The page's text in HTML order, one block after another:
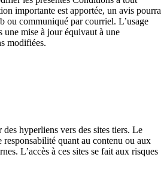
importante est apportée, un avis pourra
ou communiqué par courriel. L’usage
une mise à jour équivaut à une
modifiées.
hyperliens vers des sites tiers. Le
responsabilité quant au contenu ou aux
L’accès à ces sites se fait aux risques